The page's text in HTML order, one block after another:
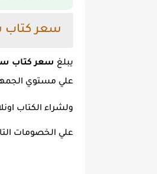
سعر كتاب
يبلغ سعر كتاب سلاح
علي مستوي
ولشراء الكتاب
علي الخصومات